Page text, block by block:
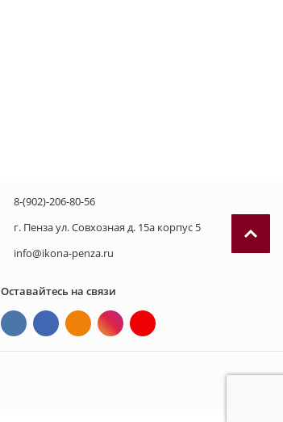
8-(902)-206-80-56
г. Пенза ул. Совхозная д. 15а корпус 5
info@ikona-penza.ru
Оставайтесь на связи